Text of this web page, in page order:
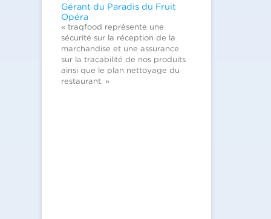
Gérant du Paradis du Fruit
Opéra
« traqfood représente une
sécurité sur la réception de la
marchandise et une assurance
sur la traçabilité de nos produits
ainsi que le plan nettoyage du
restaurant. »